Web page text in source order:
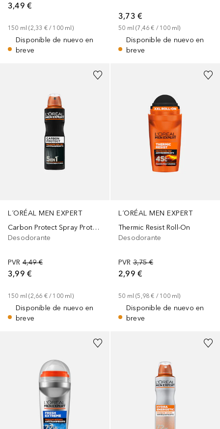
3,49 €
150 ml (2,33 € / 100 ml )
Disponible de nuevo en
breve
3,73 €
50 ml (7,46 € / 100 ml)
Disponible de nuevo en
breve
L´ORÉAL MEN EXPERT
Carbon Protect Spray Protección Total
Desodorante
PVR 4,49 €
3,99 €
150 ml (2,66 € / 100 ml )
Disponible de nuevo en
breve
L´ORÉAL MEN EXPERT
Thermic Resist Roll-On
Desodorante
PVR 3,75 €
2,99 €
50 ml (5,98 € / 100 ml)
Disponible de nuevo en
breve